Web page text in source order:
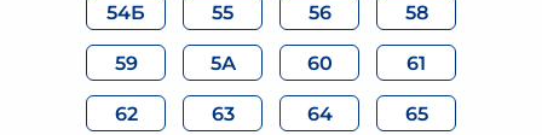
54Б 55 56 58
59 5А 60 61
62 63 64 65